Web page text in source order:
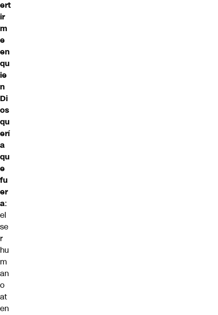
ert
ir
m
e
en
qu
ie
n
Di
os
qu
erí
a
qu
e
fu
er
a:
el
se
r
hu
m
an
o
at
en